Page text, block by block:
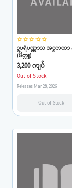
star_borderstar_borderstar_borderstar_borderstar_border
ဥပရိပဏ္ဏာသ အဌကထ
(မိတ္တူ)
3,200 ကျပ်
Out of Stock
Releases Mar 28, 2026
Out of Stock